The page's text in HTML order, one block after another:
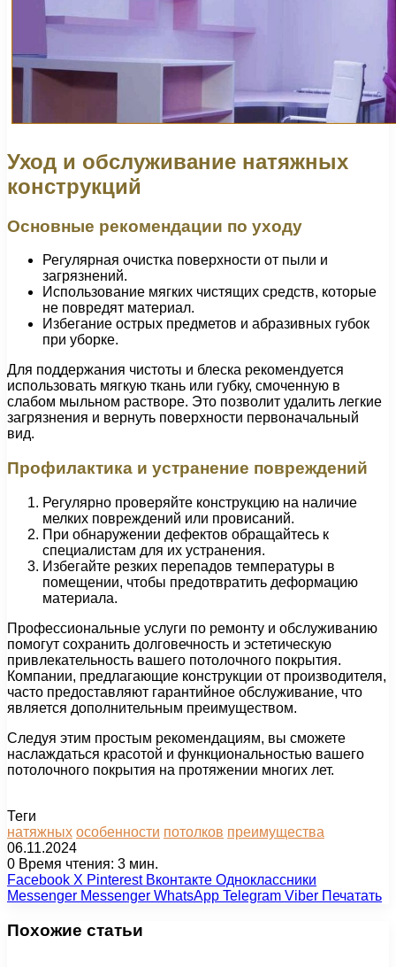
Уход и обслуживание натяжных
конструкций
Основные рекомендации по уходу
Регулярная очистка поверхности от пыли и
загрязнений.
Использование мягких чистящих средств, которые
не повредят материал.
Избегание острых предметов и абразивных губок
при уборке.
Для поддержания чистоты и блеска рекомендуется
использовать мягкую ткань или губку, смоченную в
слабом мыльном растворе. Это позволит удалить легкие
загрязнения и вернуть поверхности первоначальный
вид.
Профилактика и устранение повреждений
Регулярно проверяйте конструкцию на наличие
мелких повреждений или провисаний.
При обнаружении дефектов обращайтесь к
специалистам для их устранения.
Избегайте резких перепадов температуры в
помещении, чтобы предотвратить деформацию
материала.
Профессиональные услуги по ремонту и обслуживанию
помогут сохранить долговечность и эстетическую
привлекательность вашего потолочного покрытия.
Компании, предлагающие конструкции от производителя,
часто предоставляют гарантийное обслуживание, что
является дополнительным преимуществом.
Следуя этим простым рекомендациям, вы сможете
наслаждаться красотой и функциональностью вашего
потолочного покрытия на протяжении многих лет.
Теги
натяжных особенности потолков преимущества
06.11.2024
0 Время чтения: 3 мин.
Facebook X Pinterest Вконтакте Одноклассники
Messenger Messenger WhatsApp Telegram Viber Печатать
Похожие статьи